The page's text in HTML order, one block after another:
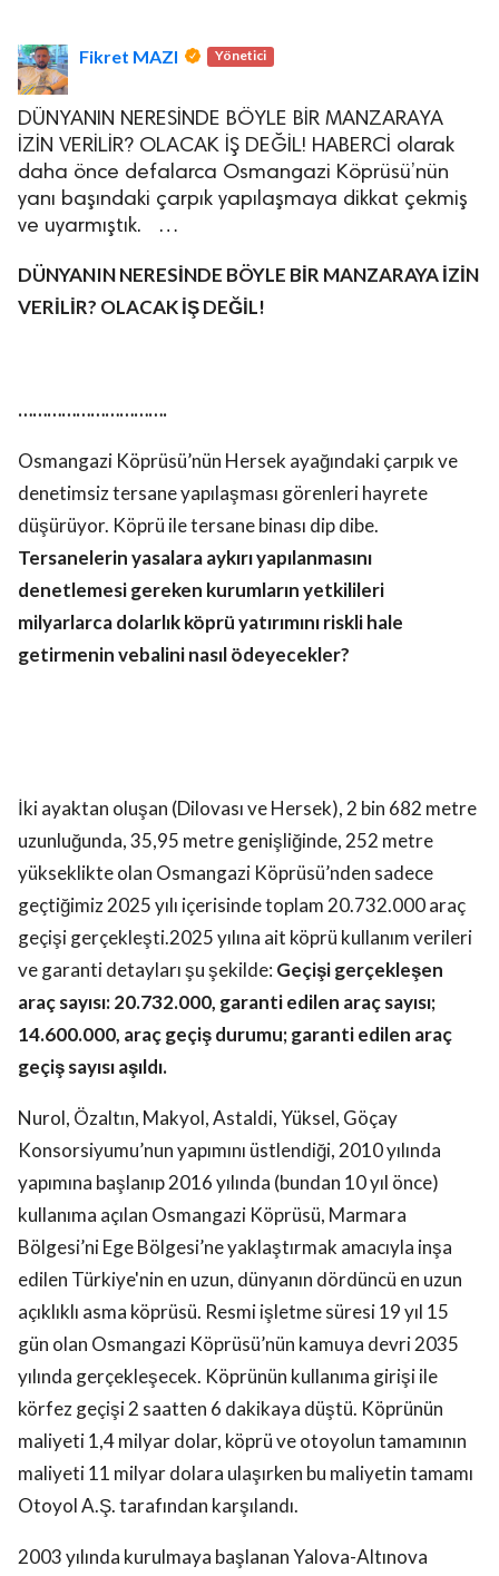
Fikret MAZI Yönetici
DÜNYANIN NERESİNDE BÖYLE BİR MANZARAYA
İZİN VERİLİR? OLACAK İŞ DEĞİL! HABERCİ olarak
daha önce defalarca Osmangazi Köprüsü’nün
yanı başındaki çarpık yapılaşmaya dikkat çekmiş
ve uyarmıştık. …
DÜNYANIN NERESİNDE BÖYLE BİR MANZARAYA İZİN
VERİLİR? OLACAK İŞ DEĞİL!
………………………….
Osmangazi Köprüsü’nün Hersek ayağındaki çarpık ve
denetimsiz tersane yapılaşması görenleri hayrete
düşürüyor. Köprü ile tersane binası dip dibe.
Tersanelerin yasalara aykırı yapılanmasını
denetlemesi gereken kurumların yetkilileri
milyarlarca dolarlık köprü yatırımını riskli hale
getirmenin vebalini nasıl ödeyecekler?
İki ayaktan oluşan (Dilovası ve Hersek), 2 bin 682 metre
uzunluğunda, 35,95 metre genişliğinde, 252 metre
yükseklikte olan Osmangazi Köprüsü’nden sadece
geçtiğimiz 2025 yılı içerisinde toplam 20.732.000 araç
geçişi gerçekleşti.2025 yılına ait köprü kullanım verileri
ve garanti detayları şu şekilde: Geçişi gerçekleşen
araç sayısı: 20.732.000, garanti edilen araç sayısı;
14.600.000, araç geçiş durumu; garanti edilen araç
geçiş sayısı aşıldı.
Nurol, Özaltın, Makyol, Astaldi, Yüksel, Göçay
Konsorsiyumu’nun yapımını üstlendiği, 2010 yılında
yapımına başlanıp 2016 yılında (bundan 10 yıl önce)
kullanıma açılan Osmangazi Köprüsü, Marmara
Bölgesi’ni Ege Bölgesi’ne yaklaştırmak amacıyla inşa
edilen Türkiye'nin en uzun, dünyanın dördüncü en uzun
açıklıklı asma köprüsü. Resmi işletme süresi 19 yıl 15
gün olan Osmangazi Köprüsü’nün kamuya devri 2035
yılında gerçekleşecek. Köprünün kullanıma girişi ile
körfez geçişi 2 saatten 6 dakikaya düştü. Köprünün
maliyeti 1,4 milyar dolar, köprü ve otoyolun tamamının
maliyeti 11 milyar dolara ulaşırken bu maliyetin tamamı
Otoyol A.Ş. tarafından karşılandı.
2003 yılında kurulmaya başlanan Yalova-Altınova